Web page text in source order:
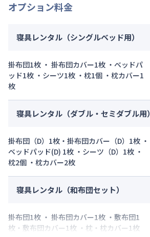
オプション料金
寝具レンタル（シングルベッド用）
掛布団1枚 ・ 掛布団カバー1枚 ・ベッドパ
ッド1枚 ・シーツ1枚 ・枕1個 ・枕カバー1
枚
寝具レンタル（ダブル・セミダブル用）
掛布団（D）1枚・掛布団カバー（D）1枚 ・
ベッドパッド(D) 1枚 ・シーツ（D）1枚 ・
枕2個 ・枕カバー2枚
寝具レンタル（和布団セット）
掛布団1枚 ・ 掛布団カバー1枚 ・敷布団1
枚・敷布団カバー1枚 ・枕・枕カバー1枚